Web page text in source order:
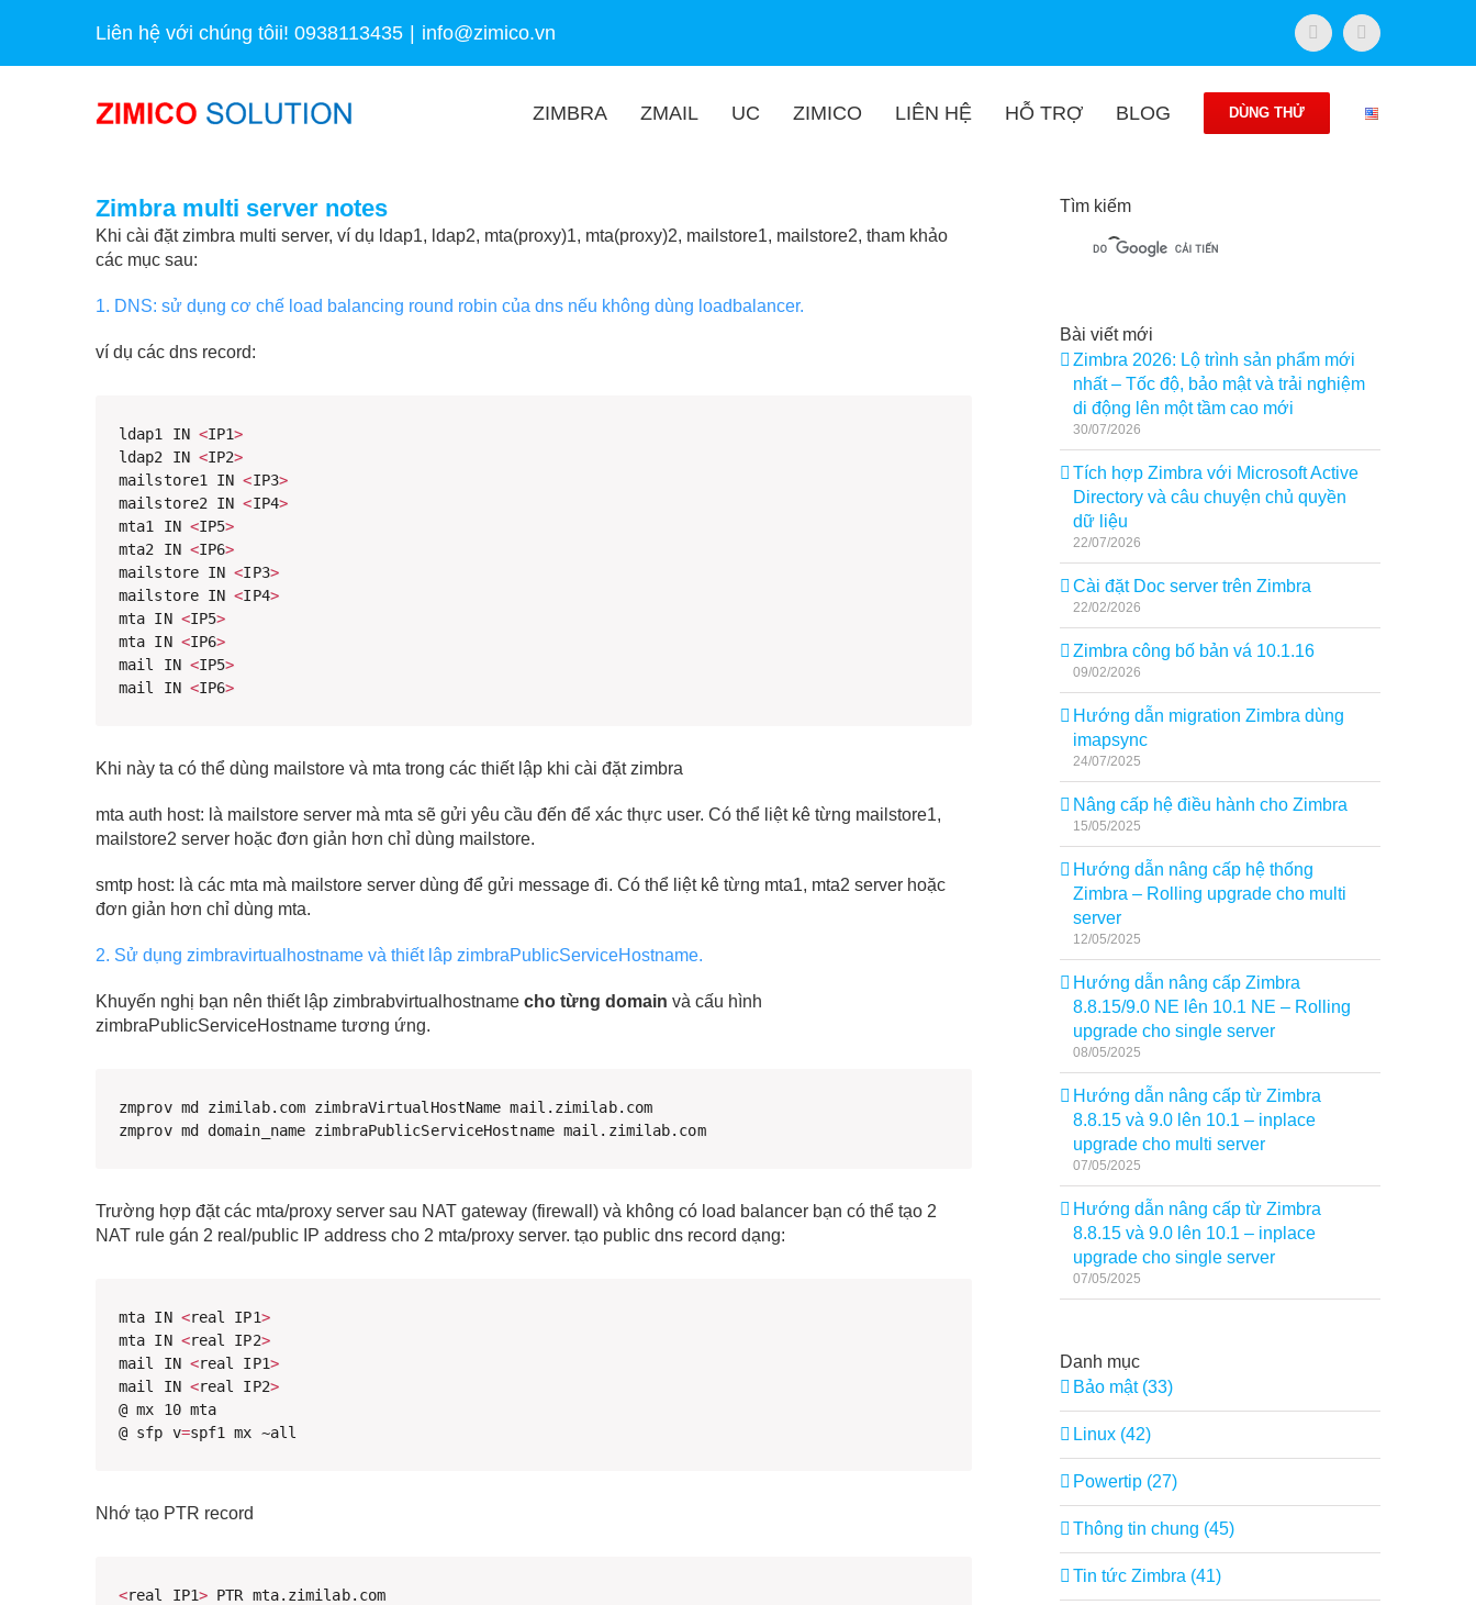
Liên hệ với chúng tôii! 0938113435 info@zimico.vn FacebookTwitter
ZIMBRA ZMAIL UC ZIMICO LIÊN HỆ HỖ TRỢ BLOG DÙNG THỬ
Zimbra multi server notes
Khi cài đặt zimbra multi server, ví dụ ldap1, ldap2, mta(proxy)1, mta(proxy)2, mailstore1, mailstore2, tham khảo
các mục sau:
1. DNS: sử dụng cơ chế load balancing round robin của dns nếu không dùng loadbalancer.
ví dụ các dns record:
ldap1 IN <IP1>
ldap2 IN <IP2>
mailstore1 IN <IP3>
mailstore2 IN <IP4>
mta1 IN <IP5>
mta2 IN <IP6>
mailstore IN <IP3>
mailstore IN <IP4>
mta IN <IP5>
mta IN <IP6>
mail IN <IP5>
mail IN <IP6>
Khi này ta có thể dùng mailstore và mta trong các thiết lập khi cài đặt zimbra
mta auth host: là mailstore server mà mta sẽ gửi yêu cầu đến để xác thực user. Có thể liệt kê từng mailstore1,
mailstore2 server hoặc đơn giản hơn chỉ dùng mailstore.
smtp host: là các mta mà mailstore server dùng để gửi message đi. Có thể liệt kê từng mta1, mta2 server hoặc
đơn giản hơn chỉ dùng mta.
2. Sử dụng zimbravirtualhostname và thiết lâp zimbraPublicServiceHostname.
Khuyến nghị bạn nên thiết lập zimbrabvirtualhostname cho từng domain và cấu hình
zimbraPublicServiceHostname tương ứng.
zmprov md zimilab.com zimbraVirtualHostName mail.zimilab.com
zmprov md domain_name zimbraPublicServiceHostname mail.zimilab.com
Trường hợp đặt các mta/proxy server sau NAT gateway (firewall) và không có load balancer bạn có thể tạo 2
NAT rule gán 2 real/public IP address cho 2 mta/proxy server. tạo public dns record dạng:
mta IN <real IP1>
mta IN <real IP2>
mail IN <real IP1>
mail IN <real IP2>
@ mx 10 mta
@ sfp v=spf1 mx ~all
Nhớ tạo PTR record
<real IP1>
Tìm kiếm
Bài viết mới
Zimbra 2026: Lộ trình sản phẩm mới
nhất – Tốc độ, bảo mật và trải nghiệm
di động lên một tầm cao mới
30/07/2026
Tích hợp Zimbra với Microsoft Active
Directory và câu chuyện chủ quyền
dữ liệu
22/07/2026
Cài đặt Doc server trên Zimbra
22/02/2026
Zimbra công bố bản vá 10.1.16
09/02/2026
Hướng dẫn migration Zimbra dùng
imapsync
24/07/2025
Nâng cấp hệ điều hành cho Zimbra
15/05/2025
Hướng dẫn nâng cấp hệ thống
Zimbra – Rolling upgrade cho multi
server
12/05/2025
Hướng dẫn nâng cấp Zimbra
8.8.15/9.0 NE lên 10.1 NE – Rolling
upgrade cho single server
08/05/2025
Hướng dẫn nâng cấp từ Zimbra
8.8.15 và 9.0 lên 10.1 – inplace
upgrade cho multi server
07/05/2025
Hướng dẫn nâng cấp từ Zimbra
8.8.15 và 9.0 lên 10.1 – inplace
upgrade cho single server
07/05/2025
Danh mục
Bảo mật (33)
Linux (42)
Powertip (27)
Thông tin chung (45)
Tin tức Zimbra (41)